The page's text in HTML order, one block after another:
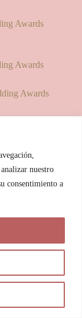
nuestro
consentimiento a
Morales